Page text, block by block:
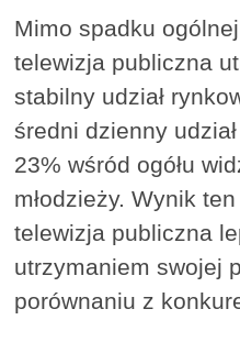
Mimo spadku
telewizja publiczna
stabilny udział
średni dzienny
23% wśród ogółu
młodzieży. Wynik
telewizja publiczna
utrzymaniem swojej
porównaniu z